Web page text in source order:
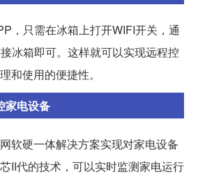
，只需在冰箱上打开WIFI开关，通
冰箱即可。这样就可以实现远程控
和使用的便捷性。
家电设备
软硬一体解决方案实现对家电设备
II代的技术，可以实时监测家电运行